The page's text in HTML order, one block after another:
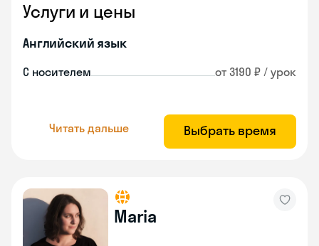
Услуги и цены
Английский язык
С носителем от 3190 ₽ / урок
Читать дальше Выбрать время
Maria